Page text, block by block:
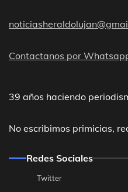
Contactanos por
39 años haciendo
No escribimos primicias,
Redes Sociales
Twitter